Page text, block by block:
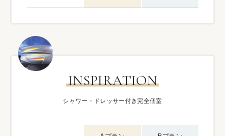
INSPIRATION
シャワー・ドレッサー付き完全個室